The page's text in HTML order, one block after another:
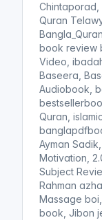
Chintaporad,
Quran
book review
Video,
Baseera,
Audiobook,
Quran,
Ayman
Motivation,
Subject
Rahman
Massage
book, Jibon